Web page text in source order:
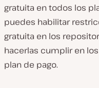
gratuita en todos los
puedes habilitar
gratuita en los
hacerlas cumplir en
plan de pago.